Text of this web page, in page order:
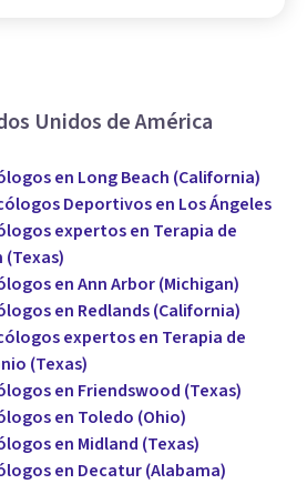
Unidos de América
en Long Beach (California)
Deportivos en Los Ángeles
expertos en Terapia de
en Ann Arbor (Michigan)
en Redlands (California)
expertos en Terapia de
(Texas)
en Friendswood (Texas)
en Toledo (Ohio)
en Midland (Texas)
en Decatur (Alabama)